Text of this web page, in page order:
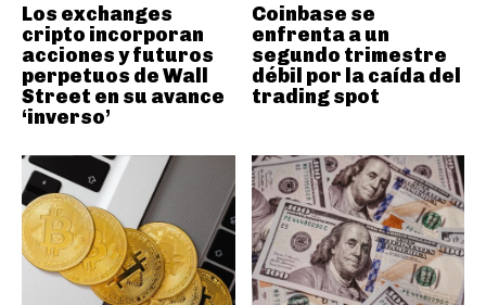
Los exchanges
cripto incorporan
acciones y futuros
perpetuos de Wall
Street en su avance
‘inverso’
Coinbase se
enfrenta a un
segundo trimestre
débil por la caída del
trading spot